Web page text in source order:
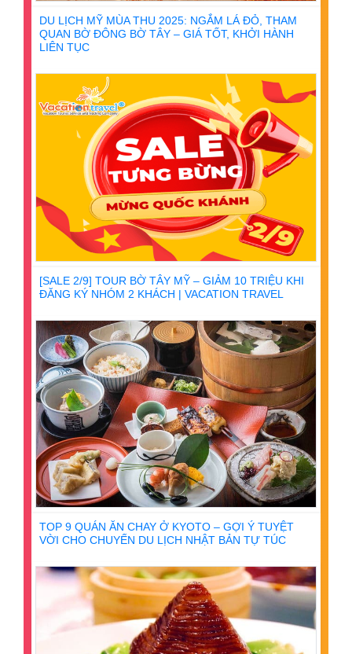
DU LỊCH MỸ MÙA THU 2025: NGẮM LÁ ĐỎ, THAM
QUAN BỜ ĐÔNG BỜ TÂY – GIÁ TỐT, KHỞI HÀNH
LIÊN TỤC
[SALE 2/9] TOUR BỜ TÂY MỸ – GIẢM 10 TRIỆU KHI
ĐĂNG KÝ NHÓM 2 KHÁCH | VACATION TRAVEL
TOP 9 QUÁN ĂN CHAY Ở KYOTO – GỢI Ý TUYỆT
VỜI CHO CHUYẾN DU LỊCH NHẬT BẢN TỰ TÚC